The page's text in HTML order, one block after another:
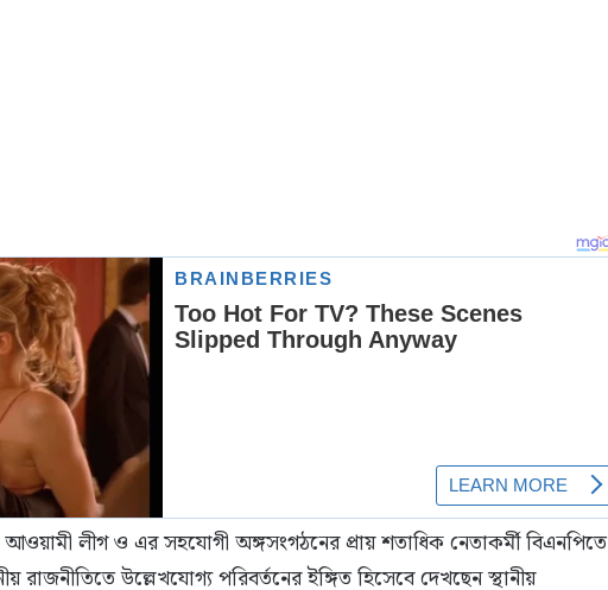
আওয়ামী লীগ ও এর সহযোগী অঙ্গসংগঠনের প্রায় শতাধিক নেতাকর্মী বিএনপিতে
উল্লেখযোগ্য পরিবর্তনের ইঙ্গিত হিসেবে দেখছেন স্থানীয়